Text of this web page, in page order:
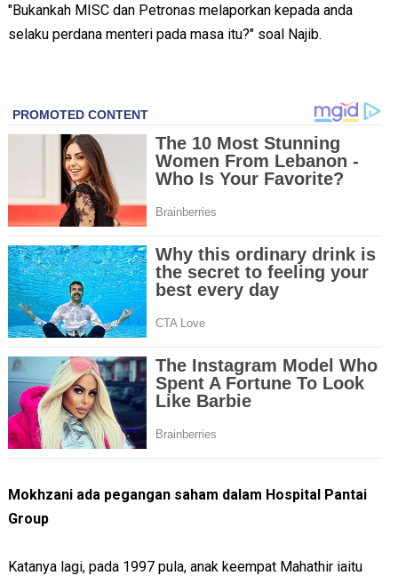
"Bukankah MISC dan Petronas melaporkan kepada anda
selaku perdana menteri pada masa itu?" soal Najib.
Mokhzani ada pegangan saham dalam Hospital Pantai
Group
Katanya lagi, pada 1997 pula, anak keempat Mahathir iaitu